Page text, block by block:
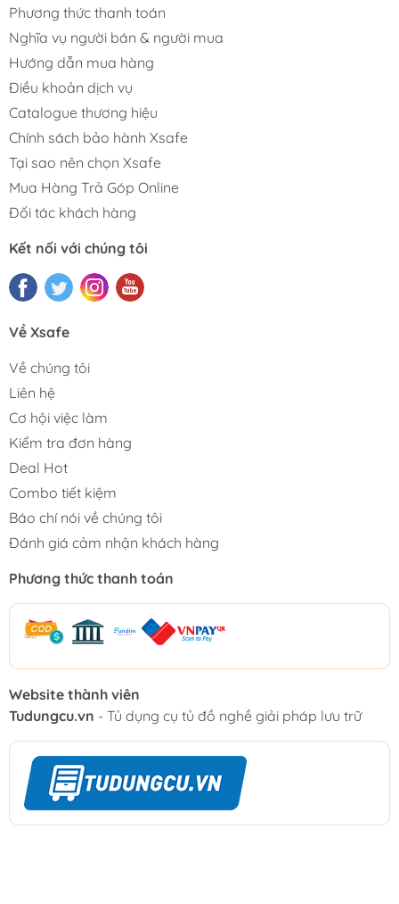
Phương thức thanh toán
Nghĩa vụ người bán & người mua
Hướng dẫn mua hàng
Điều khoản dịch vụ
Catalogue thương hiệu
Chính sách bảo hành Xsafe
Tại sao nên chọn Xsafe
Mua Hàng Trả Góp Online
Đối tác khách hàng
Kết nối với chúng tôi
Về Xsafe
Về chúng tôi
Liên hệ
Cơ hội việc làm
Kiểm tra đơn hàng
Deal Hot
Combo tiết kiệm
Báo chí nói về chúng tôi
Đánh giá cảm nhận khách hàng
Phương thức thanh toán
Website thành viên
Tudungcu.vn - Tủ dụng cụ tủ đồ nghề giải pháp lưu trữ